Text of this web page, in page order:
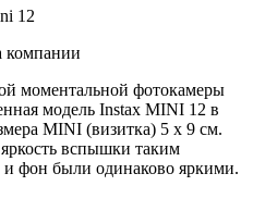
12
компании
моментальной фотокамеры
модель Instax MINI 12 в
MINI (визитка) 5 х 9 см.
вспышки таким
и фон были одинаково яркими.